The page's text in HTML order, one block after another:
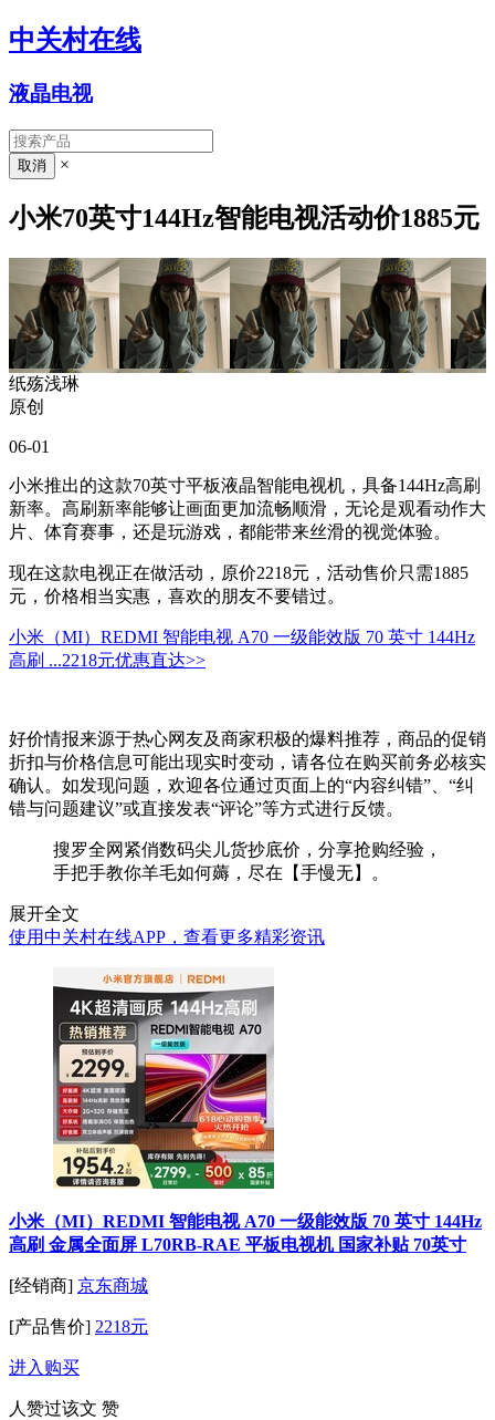
中关村在线
液晶电视
×
小米70英寸144Hz智能电视活动价1885元
纸殇浅琳
原创
06-01
小米推出的这款70英寸平板液晶智能电视机，具备144Hz高刷
新率。高刷新率能够让画面更加流畅顺滑，无论是观看动作大
片、体育赛事，还是玩游戏，都能带来丝滑的视觉体验。
现在这款电视正在做活动，原价2218元，活动售价只需1885
元，价格相当实惠，喜欢的朋友不要错过。
小米（MI）REDMI 智能电视 A70 一级能效版 70 英寸 144Hz
高刷 ...2218元优惠直达>>
好价情报来源于热心网友及商家积极的爆料推荐，商品的促销
折扣与价格信息可能出现实时变动，请各位在购买前务必核实
确认。如发现问题，欢迎各位通过页面上的“内容纠错”、“纠
错与问题建议”或直接发表“评论”等方式进行反馈。
搜罗全网紧俏数码尖儿货抄底价，分享抢购经验，
手把手教你羊毛如何薅，尽在【手慢无】。
展开全文
使用中关村在线APP，查看更多精彩资讯
小米（MI）REDMI 智能电视 A70 一级能效版 70 英寸 144Hz
高刷 金属全面屏 L70RB-RAE 平板电视机 国家补贴 70英寸
[经销商] 京东商城
[产品售价] 2218元
进入购买
人赞过该文 赞